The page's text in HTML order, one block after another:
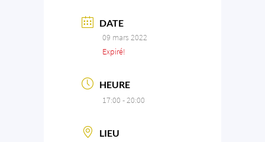
DATE
09 mars 2022
Expiré!
HEURE
17:00 - 20:00
LIEU